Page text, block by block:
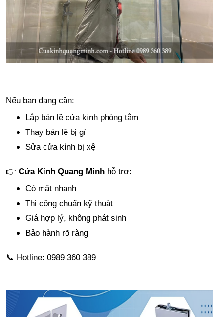
Nếu bạn đang cần:
Lắp bản lề cửa kính phòng tắm
Thay bản lề bị gỉ
Sửa cửa kính bị xệ
👉 Cửa Kính Quang Minh hỗ trợ:
Có mặt nhanh
Thi công chuẩn kỹ thuật
Giá hợp lý, không phát sinh
Bảo hành rõ ràng
📞 Hotline: 0989 360 389